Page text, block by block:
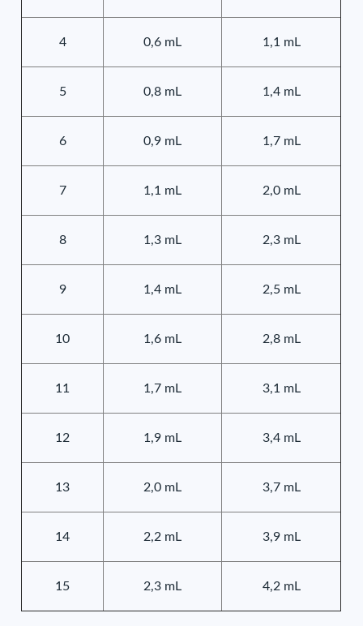
4 0,6 mL 1,1 mL
5 0,8 mL 1,4 mL
6 0,9 mL 1,7 mL
7 1,1 mL 2,0 mL
8 1,3 mL 2,3 mL
9 1,4 mL 2,5 mL
10 1,6 mL 2,8 mL
11 1,7 mL 3,1 mL
12 1,9 mL 3,4 mL
13 2,0 mL 3,7 mL
14 2,2 mL 3,9 mL
15 2,3 mL 4,2 mL